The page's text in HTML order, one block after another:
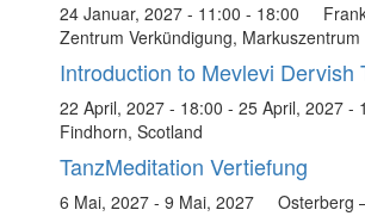
24 Januar, 2027 - 11:00 - 18:00
Zentrum Verkündigung, Markuszentrum
Introduction to Mevlevi Dervish
22 April, 2027 - 18:00 - 25 April, 2027 -
Findhorn, Scotland
TanzMeditation Vertiefung
6 Mai, 2027 - 9 Mai, 2027 Osterberg